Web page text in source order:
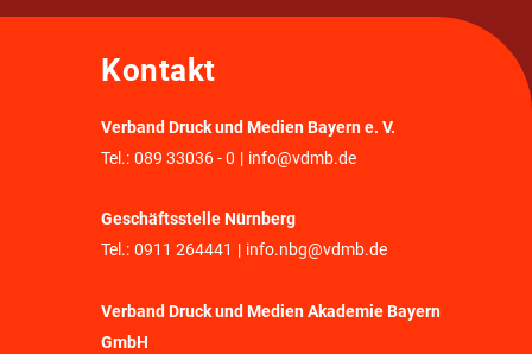
Kontakt
Verband Druck und Medien Bayern e. V.
Tel.: 089 33036 - 0 | info@vdmb.de
Geschäftsstelle Nürnberg
Tel.: 0911 264441 | info.nbg@vdmb.de
Verband Druck und Medien Akademie Bayern
GmbH